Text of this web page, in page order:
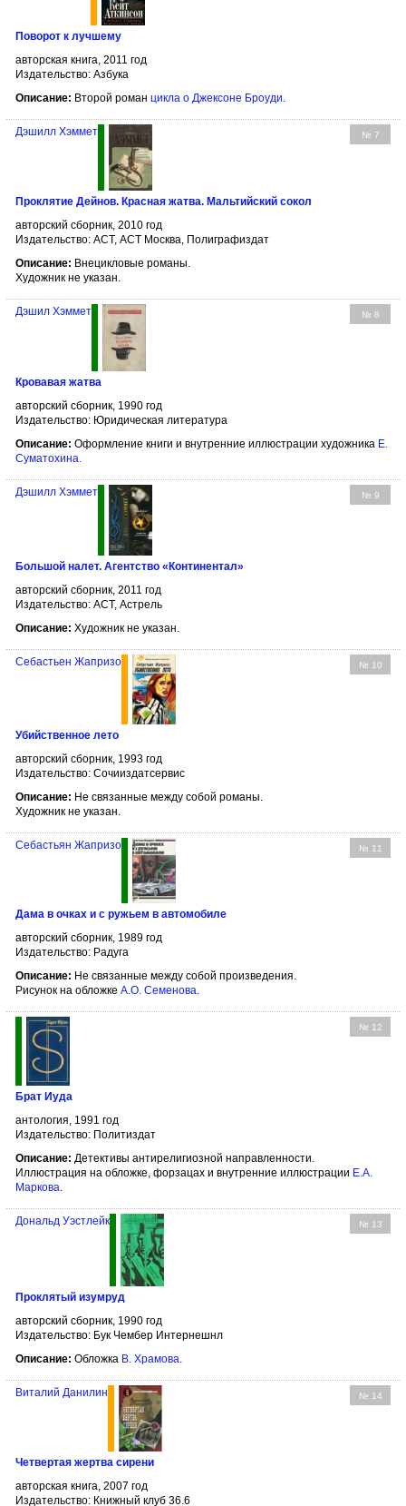
Поворот к лучшему
авторская книга, 2011 год
Издательство: Азбука
Описание: Второй роман цикла о Джексоне Броуди.
№ 7
Дэшилл Хэммет
Проклятие Дейнов. Красная жатва. Мальтийский сокол
авторский сборник, 2010 год
Издательство: АСТ, АСТ Москва, Полиграфиздат
Описание: Внецикловые романы.
Художник не указан.
№ 8
Дэшил Хэммет
Кровавая жатва
авторский сборник, 1990 год
Издательство: Юридическая литература
Описание: Оформление книги и внутренние иллюстрации художника Е.
Суматохина.
№ 9
Дэшилл Хэммет
Большой налет. Агентство «Континентал»
авторский сборник, 2011 год
Издательство: АСТ, Астрель
Описание: Художник не указан.
№ 10
Себастьен Жапризо
Убийственное лето
авторский сборник, 1993 год
Издательство: Сочииздатсервис
Описание: Не связанные между собой романы.
Художник не указан.
№ 11
Себастьян Жапризо
Дама в очках и с ружьем в автомобиле
авторский сборник, 1989 год
Издательство: Радуга
Описание: Не связанные между собой произведения.
Рисунок на обложке А.О. Семенова.
№ 12
Брат Иуда
антология, 1991 год
Издательство: Политиздат
Описание: Детективы антирелигиозной направленности.
Иллюстрация на обложке, форзацах и внутренние иллюстрации Е.А.
Маркова.
№ 13
Дональд Уэстлейк
Проклятый изумруд
авторский сборник, 1990 год
Издательство: Бук Чембер Интернешнл
Описание: Обложка В. Храмова
№ 14
Виталий Данилин
Четвертая жертва сирени
авторская книга, 2007 год
Издательство: Книжный клуб 36.6